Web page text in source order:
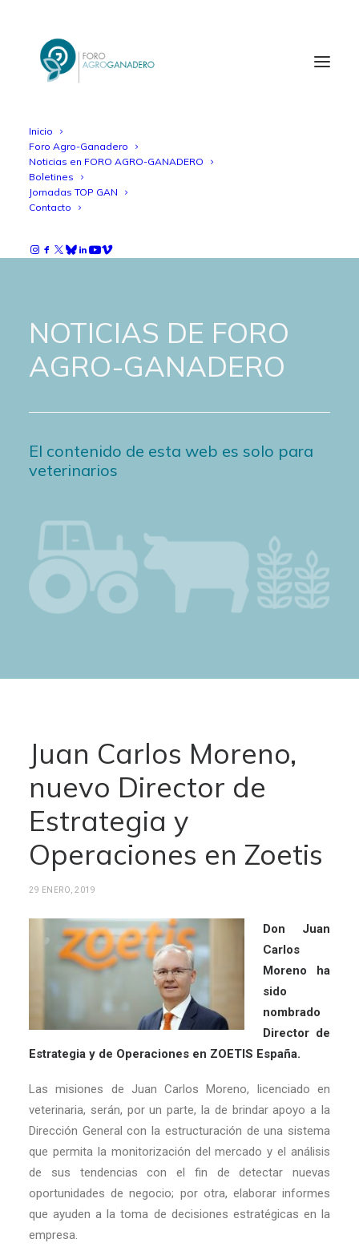
Inicio
Foro Agro-Ganadero
Noticias en FORO AGRO-GANADERO
Boletines
Jornadas TOP GAN
Contacto
NOTICIAS DE FORO
AGRO-GANADERO
El contenido de esta web es solo para
veterinarios
Juan Carlos Moreno,
nuevo Director de
Estrategia y
Operaciones en Zoetis
29 ENERO, 2019
Don Juan
Carlos
Moreno ha
sido
nombrado
Director de
Estrategia y de Operaciones en ZOETIS España.
Las misiones de Juan Carlos Moreno, licenciado en
veterinaria, serán, por un parte, la de brindar apoyo a la
Dirección General con la estructuración de una sistema
que permita la monitorización del mercado y el análisis
de sus tendencias con el fin de detectar nuevas
oportunidades de negocio; por otra, elaborar informes
que ayuden a la toma de decisiones estratégicas en la
empresa.